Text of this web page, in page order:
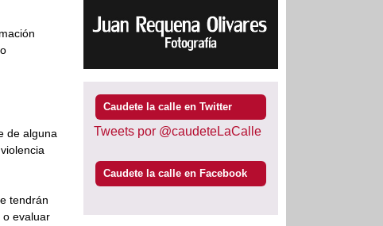
de alguna
tendrán
o evaluar
Caudete la calle en Twitter
Tweets por @caudeteLaCalle
Caudete la calle en Facebook